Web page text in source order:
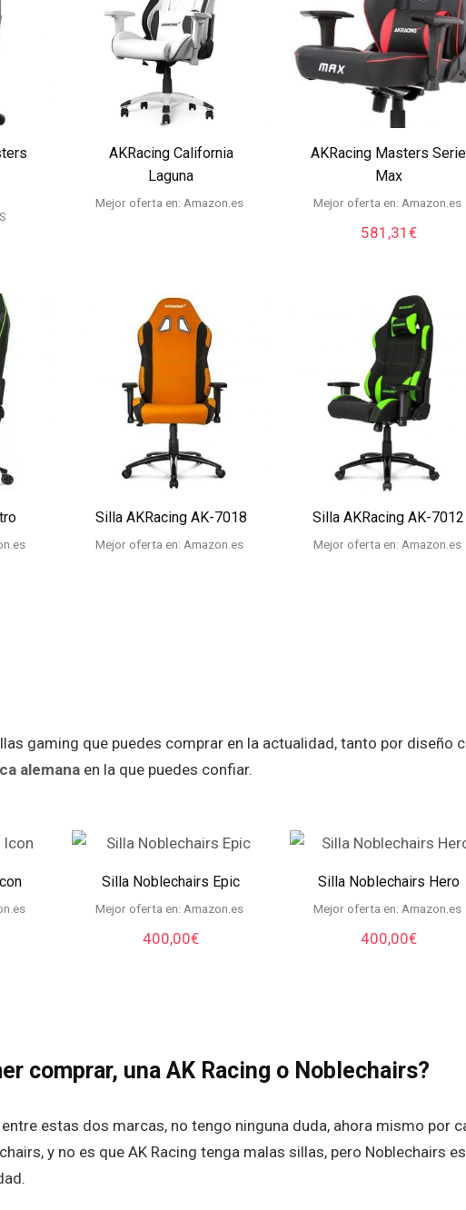
AKRacing California
Laguna
Mejor oferta en: Amazon.es
AKRacing Masters Serie
Max
Mejor oferta en: Amazon.es
581,31 €
Silla AKRacing AK-7018
Mejor oferta en: Amazon.es
Silla AKRacing AK-7012
Mejor oferta en: Amazon.es
gaming que puedes comprar en la actualidad, tanto por diseño
alemana en la que puedes confiar.
Silla Noblechairs Epic
Mejor oferta en: Amazon.es
400,00€
Silla Noblechairs Hero
Mejor oferta en: Amazon.es
400,00€
comprar, una AK Racing o Noblechairs?
estas dos marcas, no tengo ninguna duda, ahora mismo por
y no es que AK Racing tenga malas sillas, pero Noblechairs